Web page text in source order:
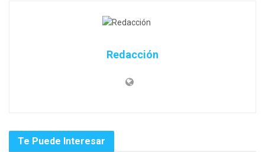
Redacción
Te Puede Interesar